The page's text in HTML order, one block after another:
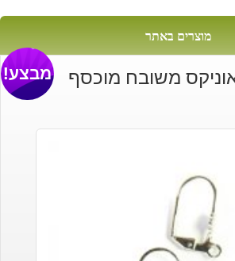
מוצרים באתר
אוניקס משובח מוכסף מבצע!